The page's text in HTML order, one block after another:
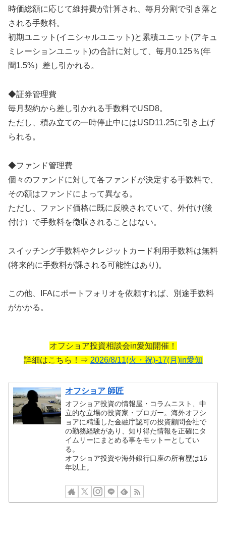
時価総額に応じて維持費が計算され、毎月分割で引き落と
される手数料。
初期ユニット(イニシャルユニット)と累積ユニット(アキュ
ミレーションユニット)の合計に対して、毎月0.125％(年
間1.5%）差し引かれる。
◆証券管理費
毎月契約から差し引かれる手数料でUSD8。
ただし、積み立ての一時停止中にはUSD11.25に引き上げ
られる。
◆ファンド管理費
個々のファンドに対して各ファンドが決定する手数料で、
その額はファンドによって異なる。
ただし、ファンド価格に既に反映されていて、外付け(後
付け）で手数料を徴収されることはない。
スイッチング手数料やクレジットカード利用手数料は無料
(将来的に手数料が課される可能性はあり)。
この他、IFAにポートフォリオを依頼すれば、別途手数料
がかかる。
オフショア投資相談会in愛知開催！
詳細はこちら！⇒ 2026/8/11(火・祝)-17(月)in愛知
オフショア 師匠
オフショア投資の情報屋・コラムニスト、中
立的な立場の投資家・ブロガー。海外オフシ
ョアに精通した金融庁認可の投資顧問会社で
の勤務経験があり、知り得た情報を正確にタ
イムリーにまとめる事をモットーとしてい
る。
オフショア投資や海外銀行口座の所有歴は15
年以上。